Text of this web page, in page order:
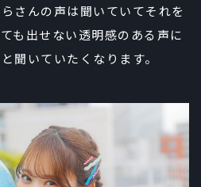
さんの声は聞いていてそれを
も出せない透明感のある声に
聞いていたくなります。